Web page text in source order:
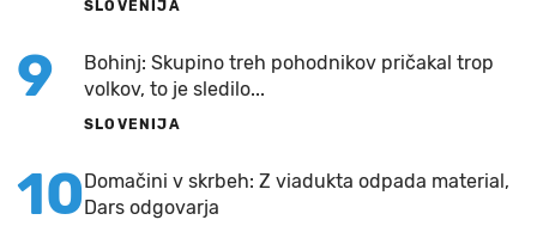
SLOVENIJA
9
Bohinj: Skupino treh pohodnikov pričakal trop
volkov, to je sledilo...
SLOVENIJA
10Domačini v skrbeh: Z viadukta odpada material,
Dars odgovarja